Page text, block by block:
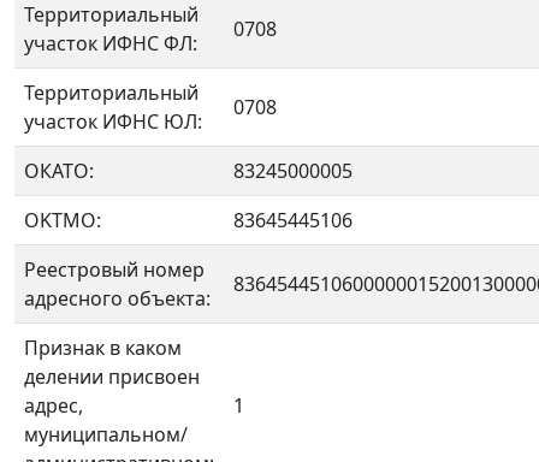
Территориальный
участок ИФНС ФЛ:
0708
Территориальный
участок ИФНС ЮЛ:
0708
ОКАТО:
83245000005
OKTMO:
83645445106
Реестровый номер
адресного объекта:
Признак в каком
делении присвоен
адрес,
муниципальном/
1